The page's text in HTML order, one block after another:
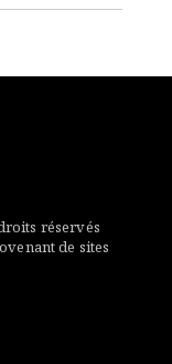
réservés
de sites